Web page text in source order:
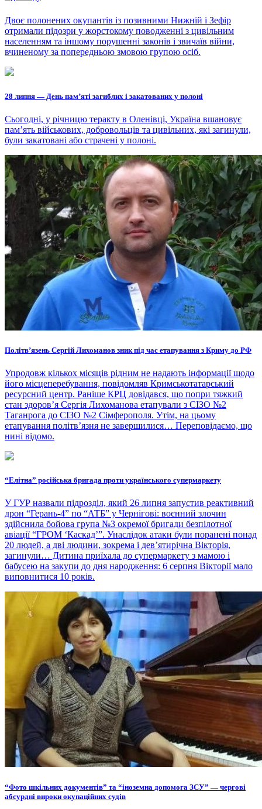
Двоє полонених окупантів із позивними Нижній і Зефір
отримали підозри у жорстокому поводженні з цивільним
населенням та іншому порушенні законів і звичаїв війни,
вчиненому за попередньою змовою групою осіб.
28 липня — День пам’яті загиблих і закатованих у полоні
Сьогодні, у річницю теракту в Оленівці, Україна вшановує
пам’ять військових, добровольців та цивільних, які загинули,
були закатовані або страчені у полоні.
Політвʼязень Сергій Лихоманов зник під час етапування з Криму до РФ
Упродовж кількох місяців рідним не надають інформації щодо
його місцеперебування, повідомляв Кримськотатарський
ресурсний центр. Раніше КРЦ довідався, що попри тяжкий
стан здоров’я Сергія Лихоманова етапували з СІЗО №2
Таганрога до СІЗО №2 Сімферополя. Утім, на цьому
етапування політвʼязня не завершилися… Переповідаємо, що
нині відомо.
“Елітна” російська бригада проти українського супермаркету
У ГУР назвали підрозділ, який 26 липня запустив реактивний
дрон “Герань-4” по “АТБ” у Чернігові: воєнний злочин
здійснила бойова група №3 окремої бригади безпілотної
авіації “ГРОМ ‘Каскад’”. Унаслідок атаки були поранені понад
20 людей, а дві людини, зокрема і дев’ятирічна Вікторія,
загинули… Дитина приїхала до супермаркету з мамою і
бабусею на закупи до дня народження: 6 серпня Вікторії мало
виповнитися 10 років.
“Фото шкільних документів” та “іноземна допомога ЗСУ” — чергові
абсурдні вироки окупаційних судів